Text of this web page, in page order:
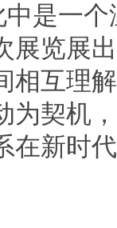
中是一
展览展
相互理
为契机
在新时